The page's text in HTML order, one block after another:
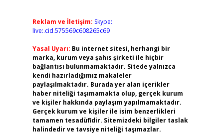
Reklam ve İletişim: Skype:
live:.cid.575569c608265c69
Yasal Uyarı: Bu internet sitesi, herhangi bir
marka, kurum veya şahıs şirketi ile hiçbir
bağlantısı bulunmamaktadır. Sitede yalnızca
kendi hazırladığımız makaleler
paylaşılmaktadır. Burada yer alan içerikler
haber niteliği taşımamakta olup, gerçek kurum
ve kişiler hakkında paylaşım yapılmamaktadır.
Gerçek kurum ve kişiler ile isim benzerlikleri
tamamen tesadüfidir. Sitemizdeki bilgiler taslak
halindedir ve tavsiye niteliği taşımazlar.